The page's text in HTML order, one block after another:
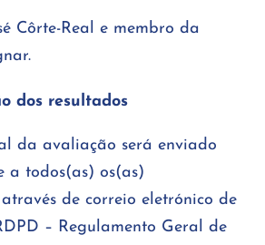
Côrte-Real e membro da
dos resultados
da avaliação será enviado
a todos(as) os(as)
de correio eletrónico de
– Regulamento Geral de